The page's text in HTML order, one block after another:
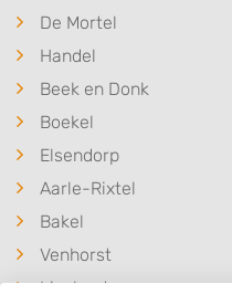
De Mortel
Handel
Beek en Donk
Boekel
Elsendorp
Aarle-Rixtel
Bakel
Venhorst
Lieshout